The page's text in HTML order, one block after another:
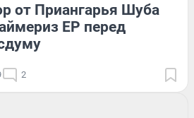
от Приангарья Шуба
ЕР перед
2